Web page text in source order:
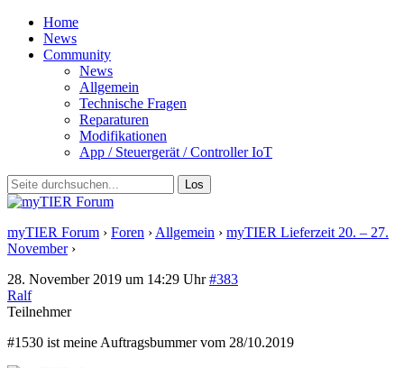
Home
News
Community
News
Allgemein
Technische Fragen
Reparaturen
Modifikationen
App / Steuergerät / Controller IoT
myTIER Forum › Foren › Allgemein › myTIER Lieferzeit 20. – 27.
November ›
28. November 2019 um 14:29 Uhr #383
Ralf
Teilnehmer
#1530 ist meine Auftragsbummer vom 28/10.2019